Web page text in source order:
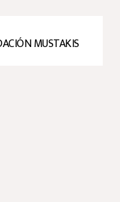
MUSTAKIS